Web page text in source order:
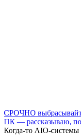
СРОЧНО
ПК — рассказываю,
Когда-то AIO-